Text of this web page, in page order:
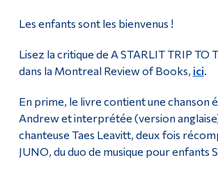
Les enfants sont les bienvenus !
Lisez la critique de A STARLIT TRIP TO
dans la Montreal Review of Books, ici
En prime, le livre contient une chanson
Andrew et interprétée (version
chanteuse Taes Leavitt, deux fois
JUNO, du duo de musique pour enfants